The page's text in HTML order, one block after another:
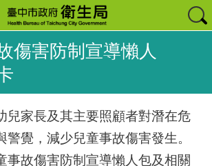
傷害防制宣導懶人
兒家長及其主要照顧者對潛在危
警覺，減少兒童事故傷害發生。
事故傷害防制宣導懶人包及相關